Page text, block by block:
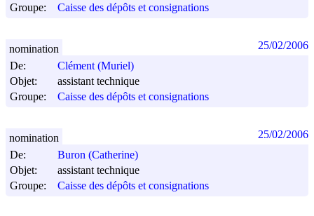
Groupe:
Caisse des dépôts et consignations
De:
Clément (Muriel)
Objet:
assistant technique
Groupe:
Caisse des dépôts et consignations
nomination 25/02/2006
De:
Buron (Catherine)
Objet:
assistant technique
Groupe:
Caisse des dépôts et consignations
nomination 25/02/2006